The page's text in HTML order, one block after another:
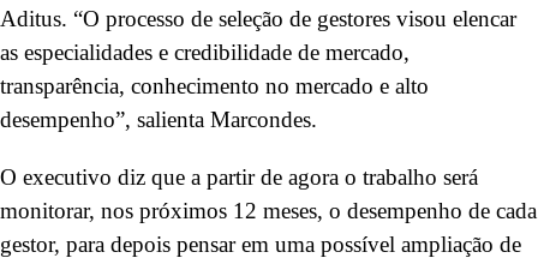
Aditus. “O processo de seleção de gestores visou elencar
as especialidades e credibilidade de mercado,
transparência, conhecimento no mercado e alto
desempenho”, salienta Marcondes.
O executivo diz que a partir de agora o trabalho será
monitorar, nos próximos 12 meses, o desempenho de cada
gestor, para depois pensar em uma possível ampliação de